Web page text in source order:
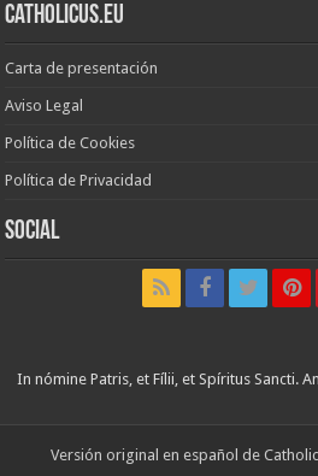
Catholicus.eu
Carta de presentación
Aviso Legal
Política de Cookies
Política de Privacidad
Social
In nómine Patris, et Fílii, et Spíritus Sancti.
Versión original en español de